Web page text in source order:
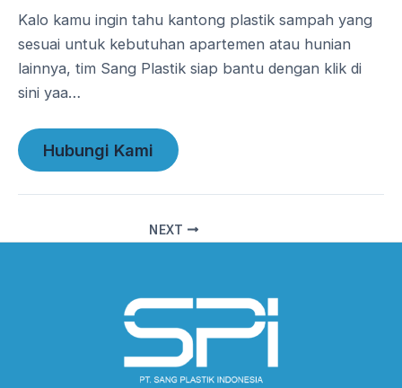
Kalo kamu ingin tahu kantong plastik sampah yang
sesuai untuk kebutuhan apartemen atau hunian
lainnya, tim Sang Plastik siap bantu dengan klik di
sini yaa…
Hubungi Kami
NEXT